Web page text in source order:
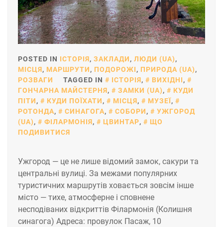
POSTED IN ІСТОРІЯ, ЗАКЛАДИ, ЛЮДИ (UA),
МІСЦЯ, МАРШРУТИ, ПОДОРОЖІ, ПРИРОДА (UA),
РОЗВАГИ
TAGGED IN ІСТОРІЯ, ВИХІДНІ,
ГОНЧАРНА МАЙСТЕРНЯ, ЗАМКИ (UA),
КУДИ
ПІТИ, КУДИ ПОЇХАТИ, МІСЦЯ, МУЗЕЇ,
РОТОНДА, СИНАГОГА, СОБОРИ,
УЖГОРОД
(UA), ФІЛАРМОНІЯ, ЦВИНТАР,
ЩО
ПОДИВИТИСЯ
Ужгород — це не лише відомий замок, сакури та
центральні вулиці. За межами популярних
туристичних маршрутів ховається зовсім інше
місто — тихе, атмосферне і сповнене
несподіваних відкриттів Філармонія (Колишня
синагога) Адреса: провулок Пасаж, 10